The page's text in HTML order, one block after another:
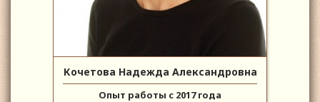
Кочетова Надежда Александровна
Опыт работы с 2017 года